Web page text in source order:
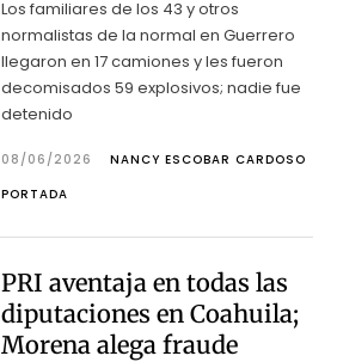
Los familiares de los 43 y otros
normalistas de la normal en Guerrero
llegaron en 17 camiones y les fueron
decomisados 59 explosivos; nadie fue
detenido
08/06/2026
NANCY ESCOBAR CARDOSO
PORTADA
PRI aventaja en todas las
diputaciones en Coahuila;
Morena alega fraude